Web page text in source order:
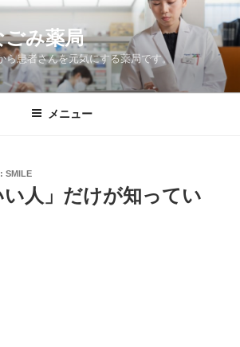
ごみ薬局
ら患者さんを元気にする薬局です。
メニュー
SMILE
い人」だけが知ってい